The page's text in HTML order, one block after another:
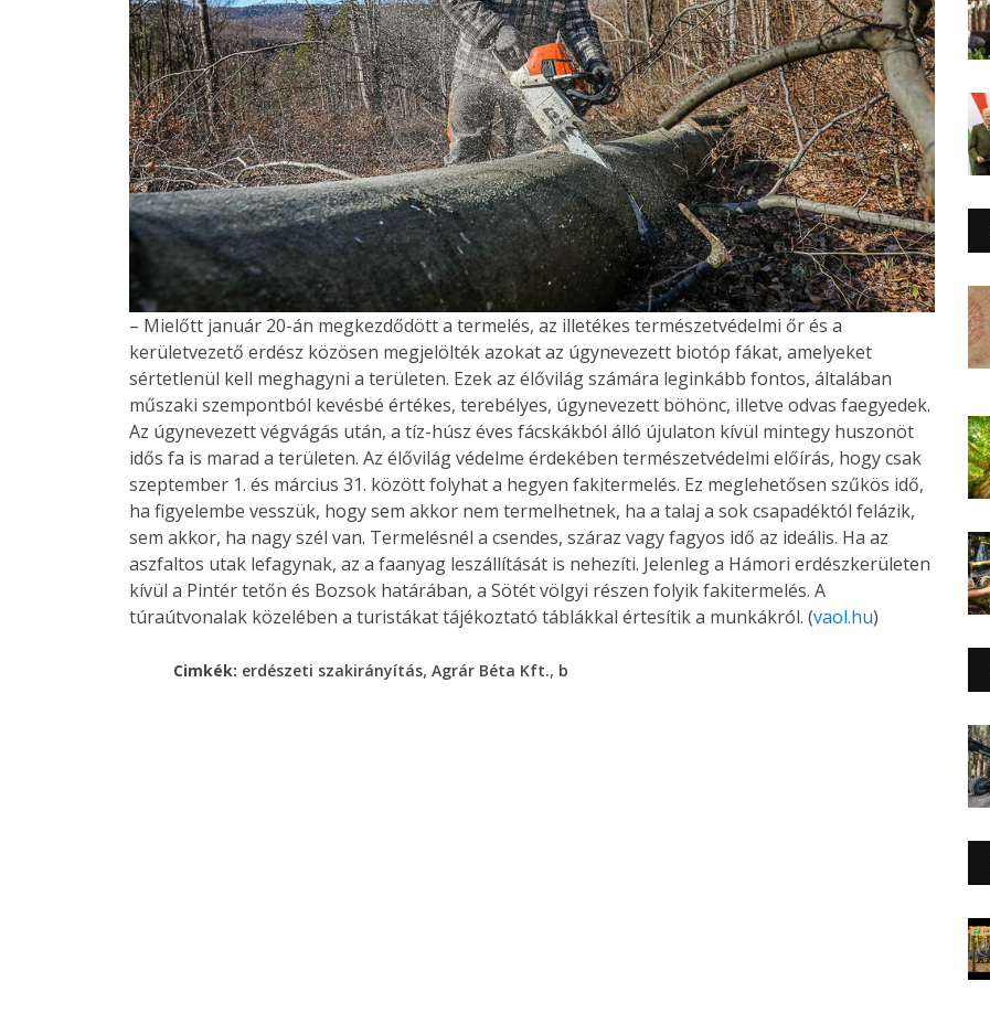
– Mielőtt január 20-án megkezdődött a termelés, az illetékes természetvédelmi őr és a
kerületvezető erdész közösen megjelölték azokat az úgynevezett biotóp fákat, amelyeket
sértetlenül kell meghagyni a területen. Ezek az élővilág számára leginkább fontos, általában
műszaki szempontból kevésbé értékes, terebélyes, úgynevezett böhönc, illetve odvas faegyedek.
Az úgynevezett végvágás után, a tíz-húsz éves fácskákból álló újulaton kívül mintegy huszonöt
idős fa is marad a területen. Az élővilág védelme érdekében természetvédelmi előírás, hogy csak
szeptember 1. és március 31. között folyhat a hegyen fakitermelés. Ez meglehetősen szűkös idő,
ha figyelembe vesszük, hogy sem akkor nem termelhetnek, ha a talaj a sok csapadéktól felázik,
sem akkor, ha nagy szél van. Termelésnél a csendes, száraz vagy fagyos idő az ideális. Ha az
aszfaltos utak lefagynak, az a faanyag leszállítását is nehezíti. Jelenleg a Hámori erdészkerületen
kívül a Pintér tetőn és Bozsok határában, a Sötét völgyi részen folyik fakitermelés. A
túraútvonalak közelében a turistákat tájékoztató táblákkal értesítik a munkákról. (vaol.hu)
Cimkék: erdészeti szakirányítás, Agrár Béta Kft., b